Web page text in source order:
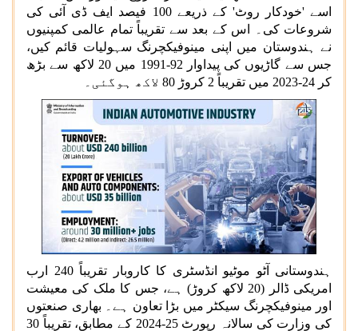
اسے 'خودکار روٹ' کے ذریعے 100 فیصد ایف ڈی آئی کی
شروعات کی۔ اس کے بعد سے تقریباً تمام عالمی کمپنیوں
نے ہندوستان میں اپنی مینوفیکچرنگ سہولیات قائم کیں،
جس سے گاڑیوں کی پیداوار 92-1991 میں 20 لاکھ سے بڑھ
کر 24-2023 میں تقریباً 2 کروڑ 80 لاکھ ہوگئی۔
ہندوستانی آٹو موٹیو انڈسٹری کا کاروبار تقریباً 240 ارب
امریکی ڈالر (20 لاکھ کروڑ) ہے، جس کا ملک کی معیشت
اور مینوفیکچرنگ سیکٹر میں بڑا تعاون ہے۔ بھاری صنعتوں
کی وزارت کی سالانہ رپورٹ 25-2024 کے مطابق، تقریباً 30